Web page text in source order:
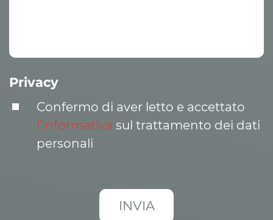
Privacy
Confermo di aver letto e accettato
l’informativa sul trattamento dei dati
personali